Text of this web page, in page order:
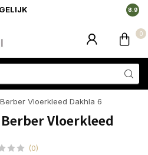
8.9
0
Vloerkleed Dakhla 6
Vloerkleed
(0)